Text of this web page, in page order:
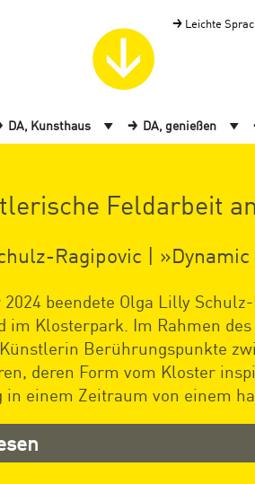
Leichte
DA, Kunsthaus DA, genießen
Feldarbeit
Ragipovic |
2024 beendete Olga Lilly
im Klosterpark. Im Rahmen
Berührungspunkte
deren Form vom Kloster
in einem Zeitraum von einem